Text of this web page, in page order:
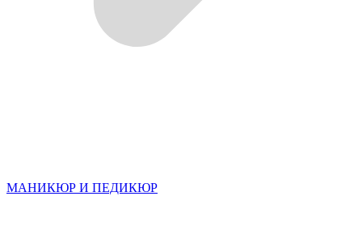
МАНИКЮР И ПЕДИКЮР